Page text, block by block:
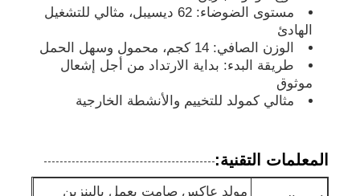
مجموعة مولدات عازلة للصوت
مولد استخدام منزلي
مولد ضجيج منخفض
مستوى الضوضاء: 62 ديسيبل، مثالي للتشغيل
الهادئ
الوزن الصافي: 14 كجم، محمول وسهل الحمل
طريقة البدء: بداية الارتداد من أجل إشعال
موثوق
مثالي كمولد للتخييم والأنشطة الخارجية
المعلمات التقنية:
مولد عاكس صامت يعمل بالبنزين